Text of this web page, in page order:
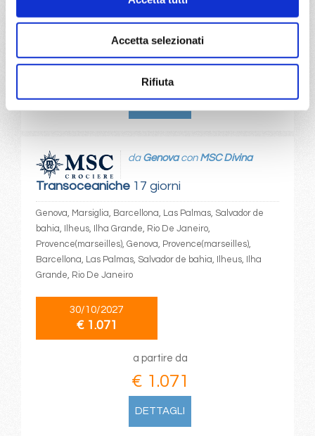
Accetta selezionati
Rifiuta
€ 1.069
€ 1.069
DETTAGLI
Transoceaniche17 giorni
da Genovacon MSC Divina
Genova, Marsiglia, Barcellona, Las Palmas, Salvador de
bahia, Ilheus, Ilha Grande, Rio De Janeiro,
Provence(marseilles), Genova, Provence(marseilles),
Barcellona, Las Palmas, Salvador de bahia, Ilheus, Ilha
Grande, Rio De Janeiro
30/10/2027
€ 1.071
a partire da
€ 1.071
DETTAGLI